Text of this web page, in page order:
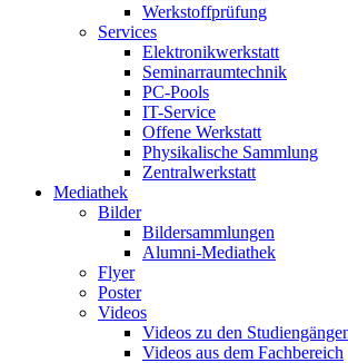
Werkstoffprüfung
Services
Elektronikwerkstatt
Seminarraumtechnik
PC-Pools
IT-Service
Offene Werkstatt
Physikalische Sammlung
Zentralwerkstatt
Mediathek
Bilder
Bildersammlungen
Alumni-Mediathek
Flyer
Poster
Videos
Videos zu den
Videos aus dem Fachbereich